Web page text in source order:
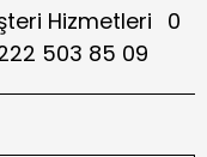
Hizmetleri
0
503 85 09